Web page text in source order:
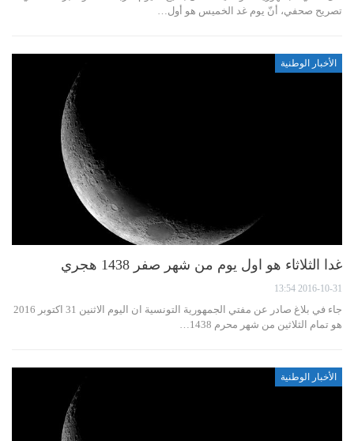
تصريح صحفي، أنّ يوم غد الخميس هو أول…
الأخبار الوطنية
غدا الثلاثاء هو اول يوم من شهر صفر 1438 هجري
2016-10-31 13:54
جاء في بلاغ صادر عن مفتي الجمهورية التونسية ان اليوم الاثنين 31 اكتوبر 2016
هو تمام الثلاثين من شهر محرم 1438…
الأخبار الوطنية